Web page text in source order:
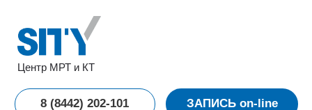
Центр МРТ и КТ
8 (8442) 202-101